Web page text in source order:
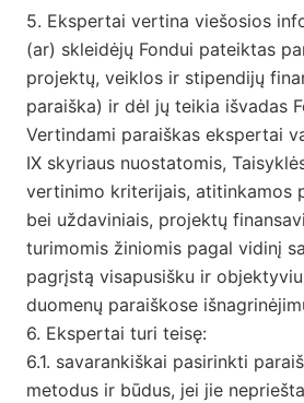
5. Ekspertai vertina viešosios
(ar) skleidėjų Fondui pateiktas
projektų, veiklos ir stipendijų
paraiška) ir dėl jų teikia išvadas
Vertindami paraiškas ekspertai
IX skyriaus nuostatomis,
vertinimo kriterijais, atitinkamos
bei uždaviniais, projektų
turimomis žiniomis pagal vidinį
pagrįstą visapusišku ir
duomenų paraiškose
6. Ekspertai turi teisę:
6.1. savarankiškai pasirinkti
metodus ir būdus, jei jie